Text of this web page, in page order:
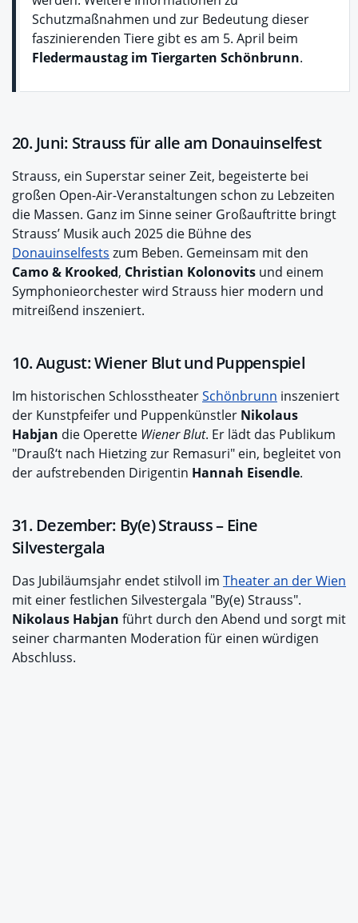
Schutzmaßnahmen und zur Bedeutung dieser
faszinierenden Tiere gibt es am 5. April beim
Fledermaustag im Tiergarten Schönbrunn.
20. Juni: Strauss für alle am Donauinselfest
Strauss, ein Superstar seiner Zeit, begeisterte bei
großen Open-Air-Veranstaltungen schon zu Lebzeiten
die Massen. Ganz im Sinne seiner Großauftritte bringt
Strauss’ Musik auch 2025 die Bühne des
Donauinselfests zum Beben. Gemeinsam mit den
Camo & Krooked, Christian Kolonovits und einem
Symphonieorchester wird Strauss hier modern und
mitreißend inszeniert.
10. August: Wiener Blut und Puppenspiel
Im historischen SchlosstheaterSchönbrunn inszeniert
der Kunstpfeifer und Puppenkünstler Nikolaus
Habjan die Operette Wiener Blut. Er lädt das Publikum
"Drauß‘t nach Hietzing zur Remasuri" ein, begleitet von
der aufstrebenden Dirigentin Hannah Eisendle.
31. Dezember: By(e) Strauss – Eine
Silvestergala
Das Jubiläumsjahr endet stilvoll im Theater an der Wien
mit einer festlichen Silvestergala "By(e) Strauss".
Nikolaus Habjan führt durch den Abend und sorgt mit
seiner charmanten Moderation für einen würdigen
Abschluss.